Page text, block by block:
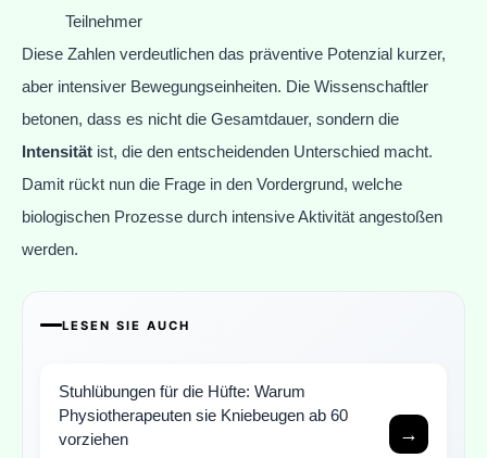
Teilnehmer
Diese Zahlen verdeutlichen das präventive Potenzial kurzer,
aber intensiver Bewegungseinheiten. Die Wissenschaftler
betonen, dass es nicht die Gesamtdauer, sondern die
Intensität ist, die den entscheidenden Unterschied macht.
Damit rückt nun die Frage in den Vordergrund, welche
biologischen Prozesse durch intensive Aktivität angestoßen
werden.
LESEN SIE AUCH
Stuhlübungen für die Hüfte: Warum
Physiotherapeuten sie Kniebeugen ab 60
vorziehen
→